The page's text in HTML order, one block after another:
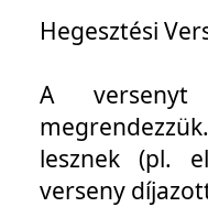
Hegesztési
A versenyt
lesznek (pl.
verseny